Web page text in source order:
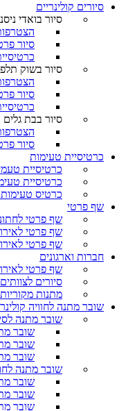
סיורים קולינריים​
סיור בואדי
סיור
סיור בשוק
סיור
סיור בבת גלים
סיור
כרטיסיית טעימות
כרטיסיית
כרטיסיית
כרטיס
שף פרטי
שף פרטי
שף פרטי
שף פרטי
חברות וארגונים
שף פרטי
סיורים
מתנות
שובר מתנה לחוויה
שובר מתנה
שובר
שובר
שובר
שובר מתנה
שובר
שובר
שובר